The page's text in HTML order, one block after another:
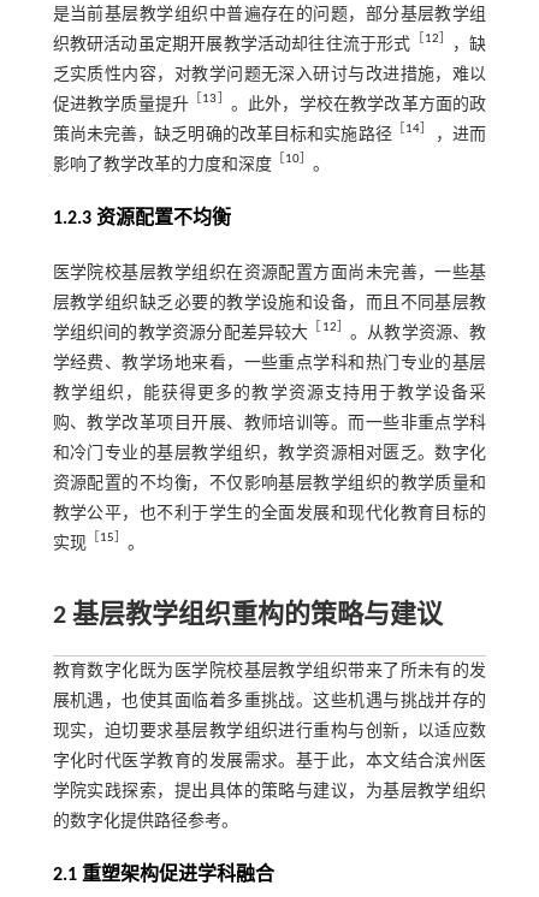
是当前基层教学组织中普遍存在的问题，部分基层教学组
织教研活动虽定期开展教学活动却往往流于形式 ［12］
，缺
乏实质性内容，对教学问题无深入研讨与改进措施，难以
促进教学质量提升 ［13］ 。此外，学校在教学改革方面的政
策尚未完善，缺乏明确的改革目标和实施路径［14］
，进而
影响了教学改革的力度和深度［10］ 。
1.2.3 资源配置不均衡
医学院校基层教学组织在资源配置方面尚未完善，一些基
层教学组织缺乏必要的教学设施和设备，而且不同基层教
学组织间的教学资源分配差异较大 ［ 12］ 。从教学资源、教
学经费、教学场地来看，一些重点学科和热门专业的基层
教学组织，能获得更多的教学资源支持用于教学设备采
购、教学改革项目开展、教师培训等。而一些非重点学科
和冷门专业的基层教学组织，教学资源相对匮乏。数字化
资源配置的不均衡，不仅影响基层教学组织的教学质量和
教学公平，也不利于学生的全面发展和现代化教育目标的
实现 ［15］ 。
2 基层教学组织重构的策略与建议
教育数字化既为医学院校基层教学组织带来了所未有的发
展机遇，也使其面临着多重挑战。这些机遇与挑战并存的
现实，迫切要求基层教学组织进行重构与创新，以适应数
字化时代医学教育的发展需求。基于此，本文结合滨州医
学院实践探索，提出具体的策略与建议，为基层教学组织
的数字化提供路径参考。
2.1 重塑架构促进学科融合